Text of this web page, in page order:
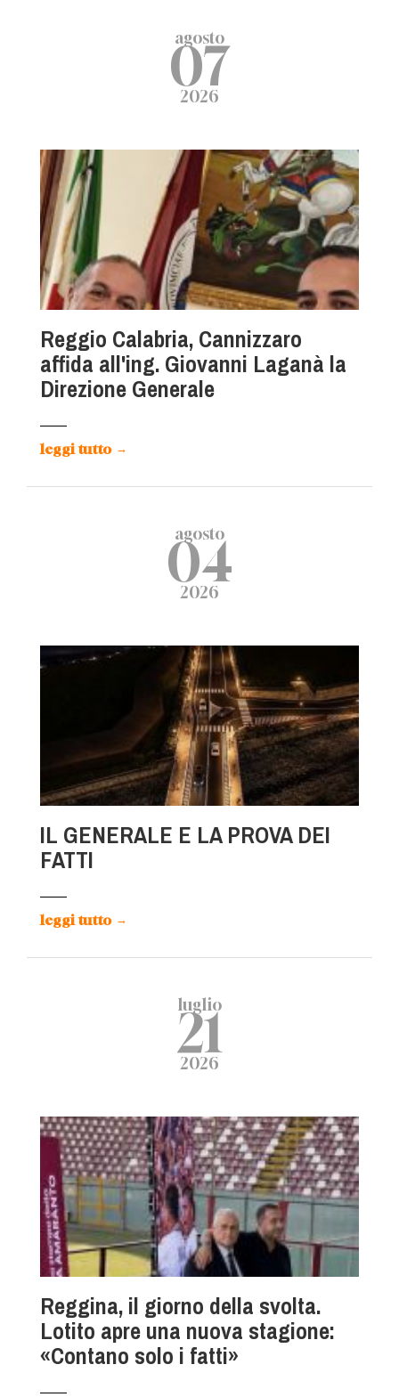
agosto
07
2026
Reggio Calabria, Cannizzaro
affida all'ing. Giovanni Laganà la
Direzione Generale
leggi tutto →
agosto
04
2026
IL GENERALE E LA PROVA DEI
FATTI
leggi tutto →
luglio
21
2026
Reggina, il giorno della svolta.
Lotito apre una nuova stagione:
«Contano solo i fatti»